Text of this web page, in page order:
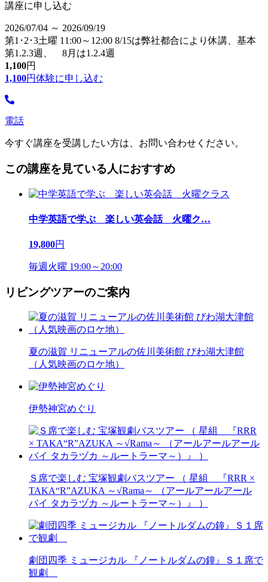
講座に申し込む
2026/07/04 ～ 2026/09/19
第1･2･3土曜 11:00～12:00 8/15は弊社都合により休講、基本
第1.2.3週、 8月は1.2.4週
1,100円
1,100円体験に申し込む
電話
今すぐ講座を受講したい方は、お問い合わせください。
この講座を見ている人におすすめ
中学英語で学ぶ 楽しい英会話 火曜ク…
19,800円
毎週火曜 19:00～20:00
リビングツアーのご案内
夏の滋賀 リニューアルの佐川美術館 びわ湖大津館
（人気映画のロケ地）
伊勢神宮めぐり
Ｓ席で楽しむ 宝塚観劇バスツアー （ 星組 『RRR ×
TAKA“R”AZUKA ～√Rama～ （アールアールアール
バイ タカラヅカ ～ルートラーマ～）』 ）
劇団四季 ミュージカル 『ノートルダムの鐘』Ｓ１席で
観劇